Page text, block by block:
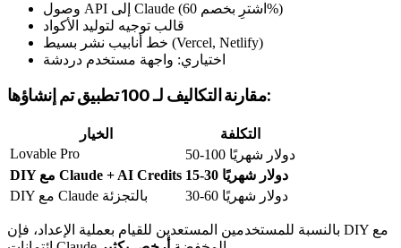
وصول API إلى Claude (اشترِ بخصم 60%)
قالب توجيه لتوليد الأكواد
خط أنابيب نشر بسيط (Vercel, Netlify)
اختياري: واجهة مستخدم دردشة
مقارنة التكاليف لـ 100 تطبيق تم إنشاؤها:
الخيار
التكلفة
Lovable Pro
50-100 دولار شهريًا
DIY مع Claude + AI Credits
15-30 دولار شهريًا
DIY مع Claude بالتجزئة
30-60 دولار شهريًا
بالنسبة للمستخدمين المستعدين للقيام بعملية الإعداد، فإن DIY مع